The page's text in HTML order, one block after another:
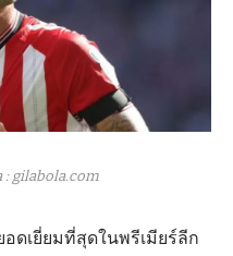
: gilabola.com
ดเยี่ยมที่สุดในพรีเมียร์ลีก